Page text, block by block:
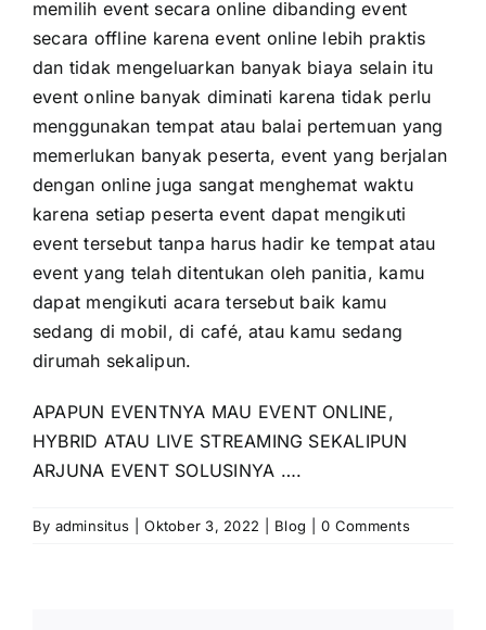
memilih event secara online dibanding event
secara offline karena event online lebih praktis
dan tidak mengeluarkan banyak biaya selain itu
event online banyak diminati karena tidak perlu
menggunakan tempat atau balai pertemuan yang
memerlukan banyak peserta, event yang berjalan
dengan online juga sangat menghemat waktu
karena setiap peserta event dapat mengikuti
event tersebut tanpa harus hadir ke tempat atau
event yang telah ditentukan oleh panitia, kamu
dapat mengikuti acara tersebut baik kamu
sedang di mobil, di café, atau kamu sedang
dirumah sekalipun.
APAPUN EVENTNYA MAU EVENT ONLINE,
HYBRID ATAU LIVE STREAMING SEKALIPUN
ARJUNA EVENT SOLUSINYA ….
By adminsitus Oktober 3, 2022 Blog 0 Comments